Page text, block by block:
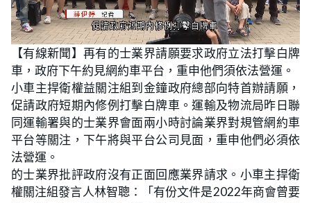
U
n
m
t
e
L
o
a
d
e
d
:
2
4
.
5
5
%
【有線新聞】再有的士業界請願要求政府立法打擊白牌
車，政府下午約見網約車平台，重申他們須依法營運。
小車主捍衛權益關注組到金鐘政府總部向特首辦請願，
促請政府短期內修例打擊白牌車。運輸及物流局昨日聯
同運輸署與的士業界會面兩小時討論業界對規管網約車
平台等關注，下午將與平台公司見面，重申他們必須依
法營運。
的士業界批評政府沒有正面回應業界請求。小車主捍衛
權關注組發言人林智聰：「有份文件是2022年商會曾要